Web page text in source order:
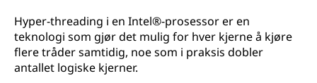
Hyper-threading i en Intel®-prosessor er en
teknologi som gjør det mulig for hver kjerne å kjøre
flere tråder samtidig, noe som i praksis dobler
antallet logiske kjerner.